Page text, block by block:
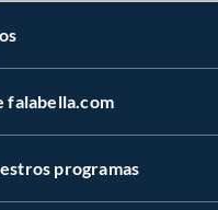
falabella.com
programas